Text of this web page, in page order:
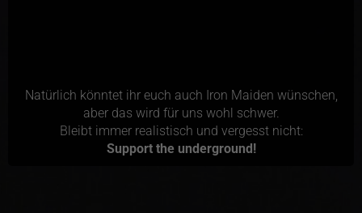
Natürlich könntet ihr euch auch Iron Maiden wünschen,
aber das wird für uns wohl schwer.
Bleibt immer realistisch und vergesst nicht:
Support the underground!